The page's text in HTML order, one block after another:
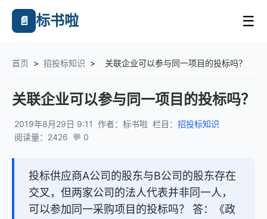
📄 标书啦 ☰
首页 > 招投标知识 > 关联企业可以参与同一项目的投标吗？
关联企业可以参与同一项目的投标吗？
2019年8月29日 9:11 作者：标书啦 栏目： 招投标知识
阅读量：2426 💬 0
投标供应商A公司的股东与B公司的股东存在
交叉，但两家公司的法人代表并非同一人，
可以参加同一采购项目的投标吗？ 答：《政